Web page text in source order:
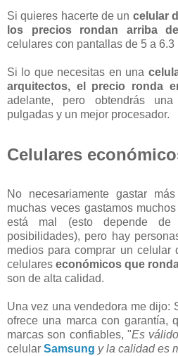
Si quieres hacerte de un celular
los precios rondan arriba
celulares con pantallas de 5 a 6.3
Si lo que necesitas en una
arquitectos, el precio ronda
adelante, pero obtendrás
pulgadas y un mejor procesador.
Celulares
No necesariamente gastar
muchas veces gastamos
está mal (esto depende de
posibilidades), pero hay
medios para comprar un
celulares económicos que
son de alta calidad.
Una vez una vendedora me dijo:
ofrece una marca con garantía,
marcas son confiables, "Es
celular Samsung y la calidad es